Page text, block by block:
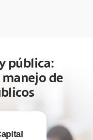
pública:
de